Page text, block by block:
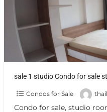
Condos for Sale
Condo for sale, studio